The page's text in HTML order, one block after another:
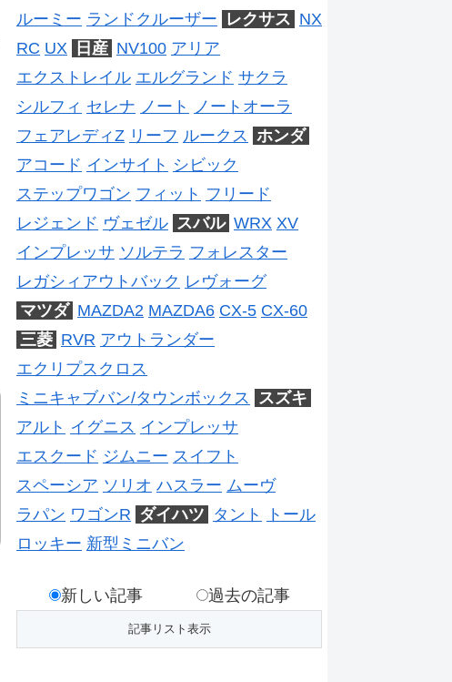
ルーミー ランドクルーザー レクサス NX
RC UX 日産 NV100 アリア
エクストレイル エルグランド サクラ
シルフィ セレナ ノート
ノートオーラ
フェアレディZ リーフ ルークス ホンダ
アコード インサイト シビック
ステップワゴン フィット フリード
レジェンド ヴェゼル スバル WRX XV
インプレッサ ソルテラ フォレスター
レガシィアウトバック レヴォーグ
マツダ MAZDA2 MAZDA6 CX-5 CX-60
三菱 RVR アウトランダー
エクリプスクロス
ミニキャブバン/タウンボックス
スズキ
アルト イグニス インプレッサ
エスクード ジムニー スイフト
スペーシア ソリオ ハスラー ムーヴ
ラパン ワゴンR ダイハツ タント
トール
ロッキー 新型ミニバン
新しい記事 過去の記事